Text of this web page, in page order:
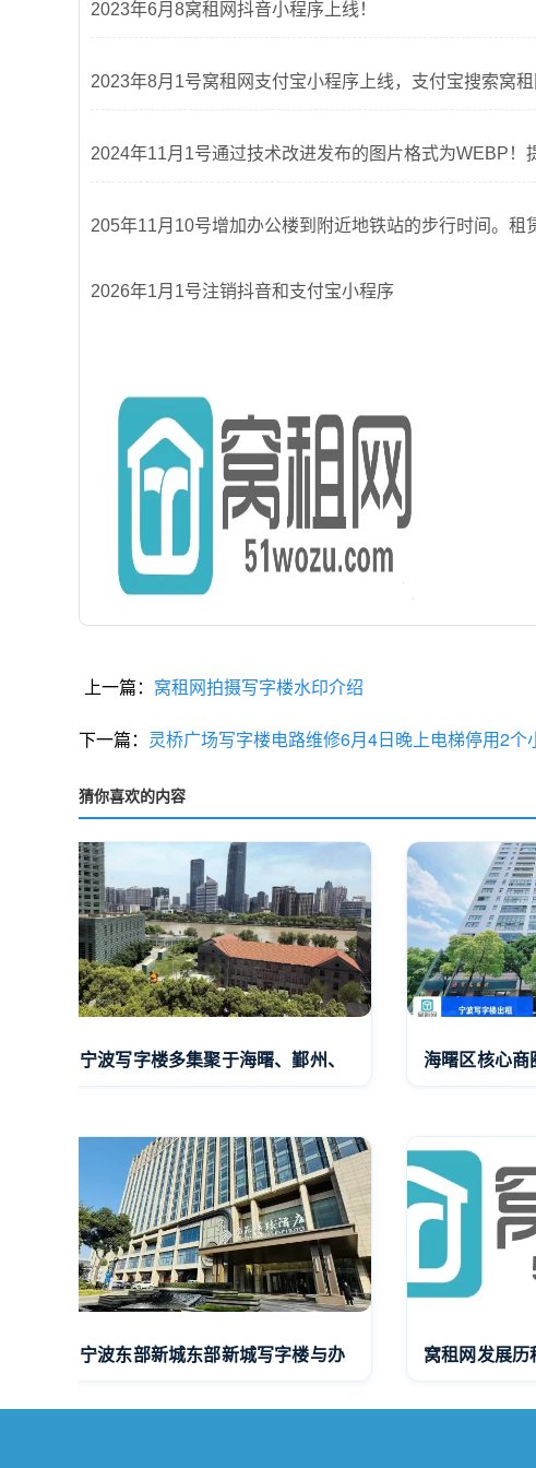
2023年6月8窝租网抖音小程序上线！
2023年8月1号窝租网支付宝小程序上线，支付宝搜索窝租
2024年11月1号通过技术改进发布的图片格式为WEBP！
205年11月10号增加办公楼到附近地铁站的步行时间。租
2026年1月1号注销抖音和支付宝小程序
上一篇： 窝租网拍摄写字楼水印介绍
下一篇： 灵桥广场写字楼电路维修6月4日晚上电梯停用2个
猜你喜欢的内容
宁波写字楼多集聚于海曙、鄞州、 海曙区核心商
宁波东部新城东部新城写字楼与办 窝租网发展历